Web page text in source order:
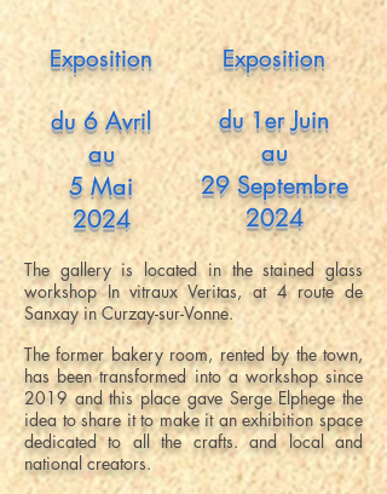
Exposition
du6Avril
au
5 Mai
2024
Exposition
du 1erJuin
au
29 Septembre
2024
The gallery is located in the stained glass
workshop In vitraux Veritas, at 4 route de
Sanxay in Curzay-sur-Vonne.
The former bakery room, rented by the town,
has been transformed into a workshop since
2019 and this place gave Serge Elphege the
idea to share it to make it an exhibition space
dedicated to all the crafts. and local and
national creators.